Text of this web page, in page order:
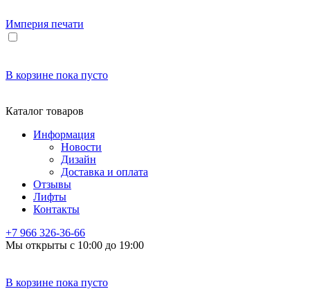
Империя печати
В корзине пока пусто
Каталог товаров
Информация
Новости
Дизайн
Доставка и оплата
Отзывы
Лифты
Контакты
+7 966 326-36-66
Мы открыты с 10:00 до 19:00
В корзине пока пусто